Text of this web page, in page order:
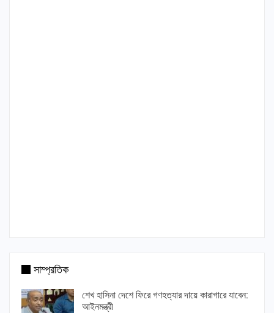
সাম্প্রতিক
শেখ হাসিনা দেশে ফিরে গণহত্যার দায়ে কারাগারে যাবেন:
আইনমন্ত্রী